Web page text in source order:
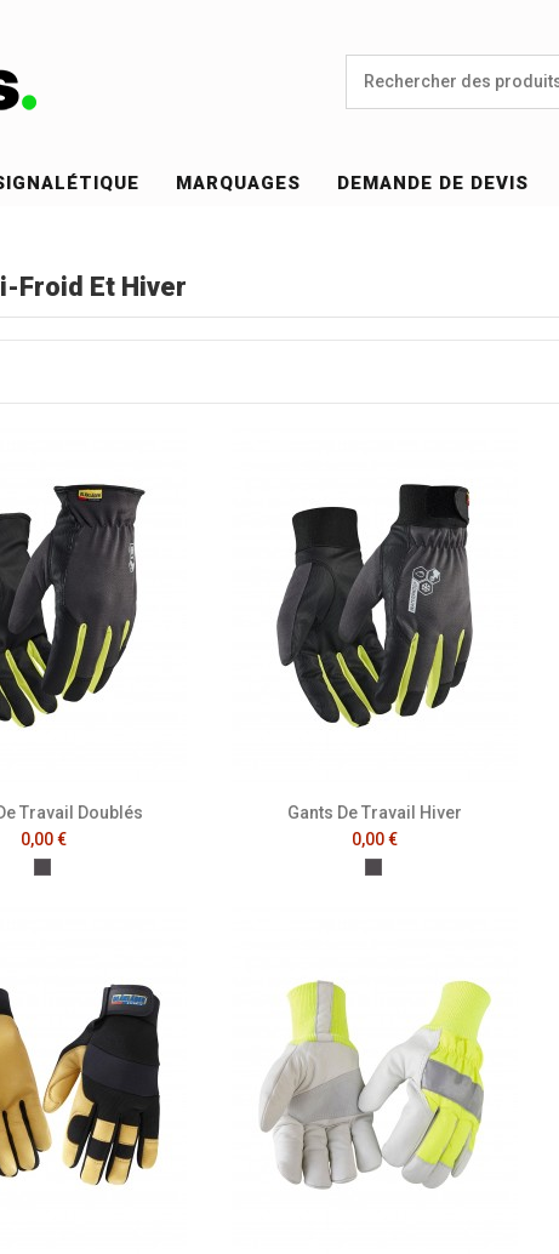
MARQUAGES DEMANDE DE DEVIS
Froid Et Hiver
Travail Doublés
0,00 €
Gris Anthracite
Gants De Travail Hiver
0,00 €
Gris Anthracite